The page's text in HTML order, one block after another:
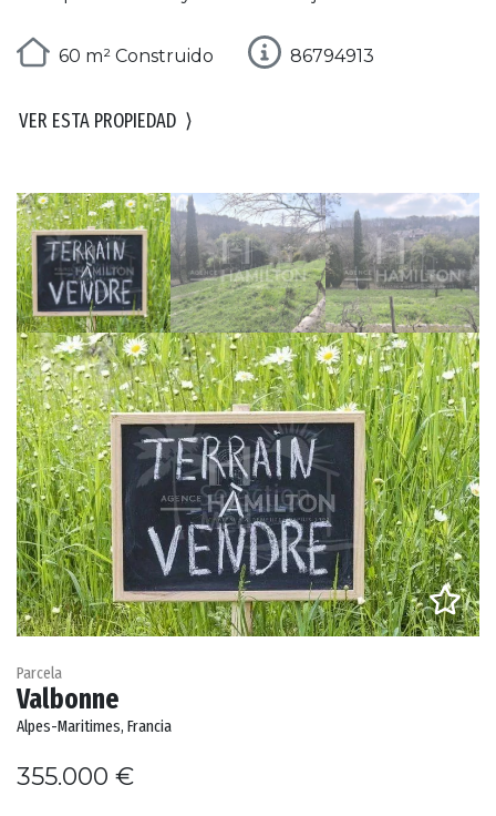
60 m² Construido 86794913
VER ESTA PROPIEDAD ⟩
Parcela
Valbonne
Alpes-Maritimes, Francia
355.000 €